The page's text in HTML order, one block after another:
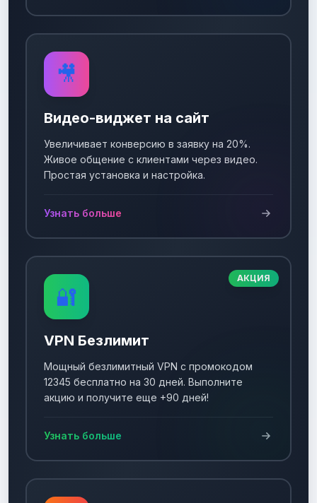
🎥
Видео-виджет на сайт
Увеличивает конверсию в заявку на 20%.
Живое общение с клиентами через видео.
Простая установка и настройка.
Узнать больше
АКЦИЯ
🔐
VPN Безлимит
Мощный безлимитный VPN с промокодом
12345 бесплатно на 30 дней. Выполните
акцию и получите еще +90 дней!
Узнать больше